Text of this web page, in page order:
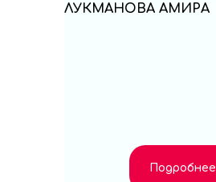
Подробнее
ЛУКМАНОВА АМИРА